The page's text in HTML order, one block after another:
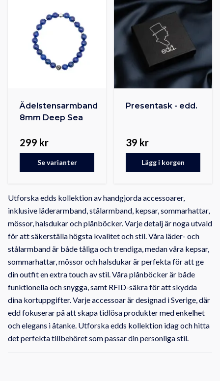
Ädelstensarmband
8mm Deep Sea
299 kr
Se varianter
Presentask - edd.
39 kr
Lägg i korgen
Utforska edds kollektion av handgjorda accessoarer,
inklusive läderarmband, stålarmband, kepsar, sommarhattar,
mössor, halsdukar och plånböcker. Varje detalj är noga utvald
för att säkerställa högsta kvalitet och stil. Våra läder- och
stålarmband är både tåliga och trendiga, medan våra kepsar,
sommarhattar, mössor och halsdukar är perfekta för att ge
din outfit en extra touch av stil. Våra plånböcker är både
funktionella och snygga, samt RFID-säkra för att skydda
dina kortuppgifter. Varje accessoar är designad i Sverige, där
edd fokuserar på att skapa tidlösa produkter med enkelhet
och elegans i åtanke. Utforska edds kollektion idag och hitta
det perfekta tillbehöret som passar din personliga stil.